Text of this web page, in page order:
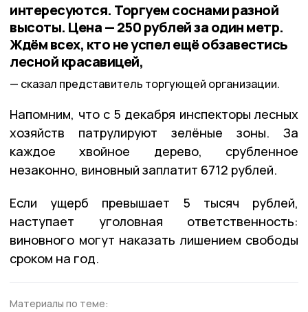
интересуются. Торгуем соснами разной
высоты. Цена — 250 рублей за один метр.
Ждём всех, кто не успел ещё обзавестись
лесной красавицей,
сказал представитель торгующей организации.
Напомним, что с 5 декабря инспекторы лесных
хозяйств патрулируют зелёные зоны. За
каждое хвойное дерево, срубленное
незаконно, виновный заплатит 6712 рублей.
Если ущерб превышает 5 тысяч рублей,
наступает уголовная ответственность:
виновного могут наказать лишением свободы
сроком на год.
Материалы по теме: